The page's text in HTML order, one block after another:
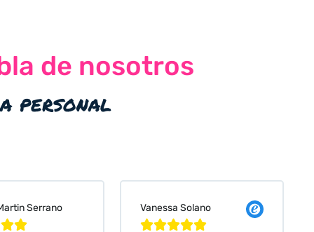
de nosotros
personal

Judit Bonet Pardell
